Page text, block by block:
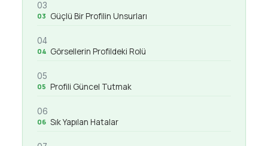
03
Güçlü Bir Profilin Unsurları
04
Görsellerin Profildeki Rolü
05
Profili Güncel Tutmak
06
Sık Yapılan Hatalar